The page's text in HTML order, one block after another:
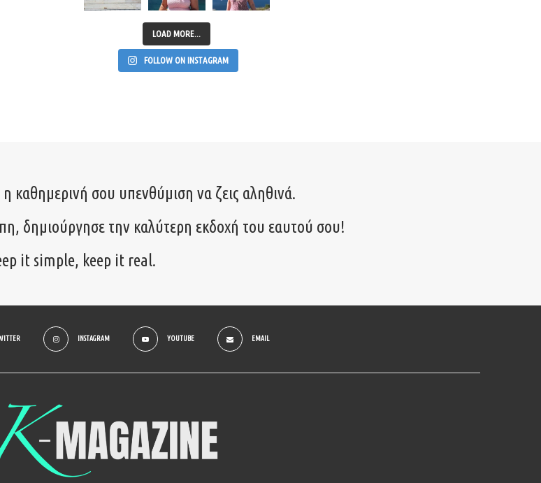
LOAD MORE...
FOLLOW ON INSTAGRAM
καθημερινή σου υπενθύμιση να ζεις αληθινά.
δημιούργησε την καλύτερη εκδοχή του εαυτού σου!
it simple, keep it real.
INSTAGRAM YOUTUBE EMAIL